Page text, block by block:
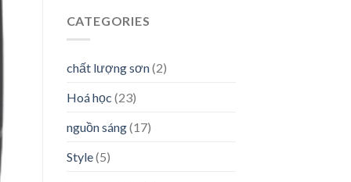
CATEGORIES
chất lượng sơn(2)
Hoá học (23)
nguồn sáng(17)
Style(5)